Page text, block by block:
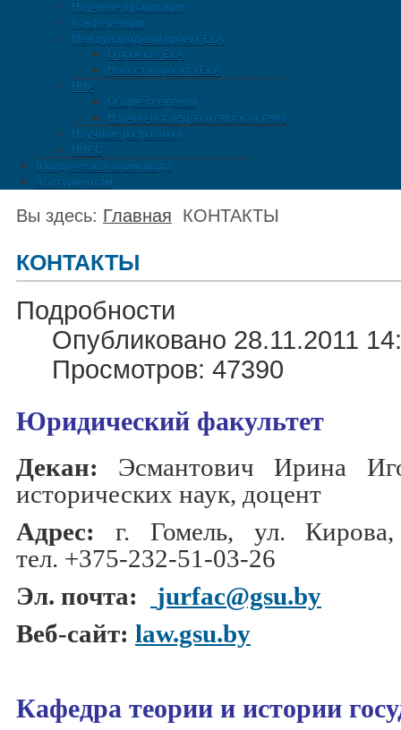
Научные публикации
Конференции
Международный проект ELA
О проекте ELA
Новости проекта ELA
НИР
Общие сведения
Научно-исследовательская тема
Научные разработки
НИРС
Юридическая олимпиада
Абитуриентам
Вы здесь: Главная КОНТАКТЫ
КОНТАКТЫ
Подробности
Опубликовано 28.11.2011
Просмотров: 47390
Юридический факультет
Декан: Эсмантович Ирина
исторических наук, доцент
Адрес: г. Гомель, ул.
тел. +375-232-51-03-26
Эл. почта:
jurfac@gsu.by
Веб-сайт: law.gsu.by
Кафедра теории и истории